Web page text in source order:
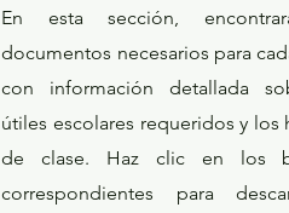
En esta sección,
documentos necesarios para
con información detallada
útiles escolares requeridos y los
de clase. Haz clic en los
correspondientes para